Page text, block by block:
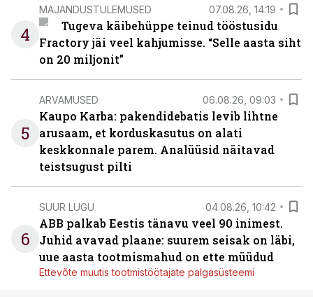
4
MAJANDUSTULEMUSED 07.08.26, 14:19
Tugeva käibehüppe teinud tööstusidu
Fractory jäi veel kahjumisse. “Selle aasta siht
on 20 miljonit”
5
ARVAMUSED 06.08.26, 09:03
Kaupo Karba: pakendidebatis levib lihtne
arusaam, et korduskasutus on alati
keskkonnale parem. Analüüsid näitavad
teistsugust pilti
6
SUUR LUGU 04.08.26, 10:42
ABB palkab Eestis tänavu veel 90 inimest.
Juhid avavad plaane: suurem seisak on läbi,
uue aasta tootmismahud on ette müüdud
Ettevõte muutis tootmistöötajate palgasüsteemi